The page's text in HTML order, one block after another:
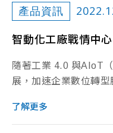
產品資訊
智動化工廠戰情中
隨著工業 4.0 與AIoT
展，加速企業數位轉
了解更多